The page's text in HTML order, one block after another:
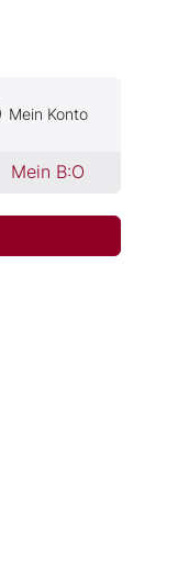
Mein Konto
Mein B:O